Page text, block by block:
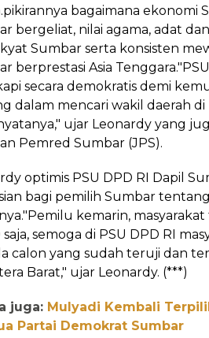
bagaimana ekonomi
bergeliat, nilai agama, adat
Sumbar serta konsisten
berprestasi Asia
secara demokratis demi
dalam mencari wakil daerah
ujar Leonardy yang
Pemred Sumbar (JPS).
optimis PSU DPD RI Dapil
bagi pemilih Sumbar
kemarin,
saja, semoga di PSU DPD RI
calon yang sudah teruji dan
Barat," ujar Leonardy. (***)
juga: Mulyadi Kembali
Partai Demokrat Sumbar